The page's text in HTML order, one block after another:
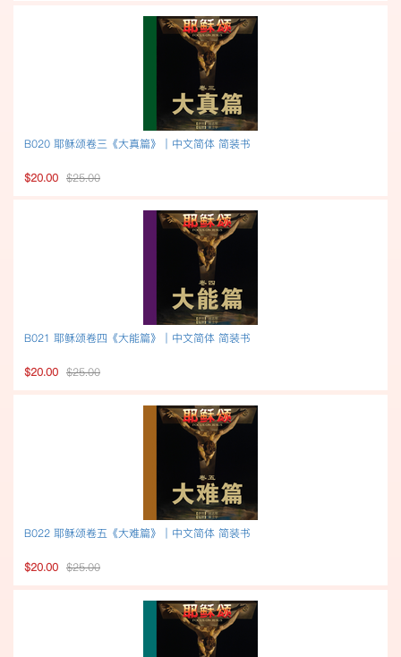
B020 耶稣颂卷三《大真篇》｜中文简体 简装书
$20.00 $25.00
B021 耶稣颂卷四《大能篇》｜中文简体 简装书
$20.00 $25.00
B022 耶稣颂卷五《大难篇》｜中文简体 简装书
$20.00 $25.00